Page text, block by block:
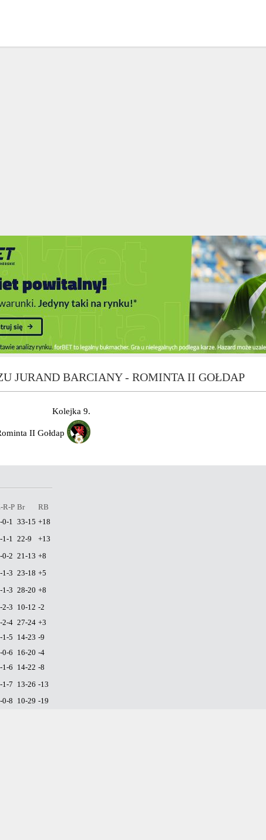
JURAND BARCIANY - ROMINTA II GOŁDAP
Kolejka 9.
II Gołdap
R-P Br
RB
0-1 33-15 +18
1-1 22-9
+13
0-2 21-13 +8
1-3 23-18 +5
1-3 28-20 +8
2-3 10-12 -2
2-4 27-24 +3
1-5 14-23 -9
0-6 16-20 -4
1-6 14-22 -8
1-7 13-26 -13
0-8 10-29 -19